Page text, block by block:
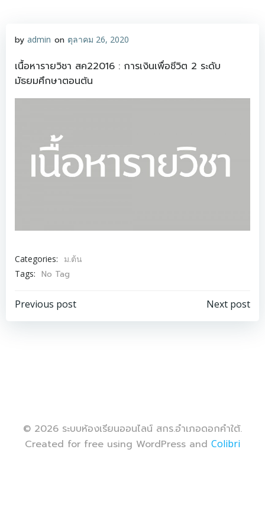
by admin on ตุลาคม 26, 2020
เนื้อหารายวิชา สค22016 : การเงินเพื่อชีวิต 2 ระดับ
มัธยมศึกษาตอนต้น
Categories:
ม.ต้น
Tags: No Tag
Post
Previous post Post Next post
© 2026 ระบบห้องเรียนออนไลน์ สกร.อำเภอดอกคำใต้.
Created for free using WordPress and Colibri